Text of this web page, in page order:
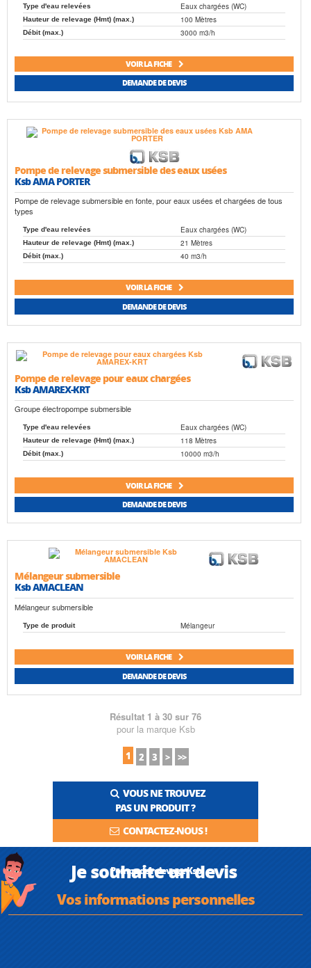
Type d'eau relevées Eaux chargées (WC)
Hauteur de relevage (Hmt) (max.) 100 Mètres
Débit (max.) 3000 m3/h
VOIR LA FICHE
DEMANDE DE DEVIS
Pompe de relevage submersible des eaux usées
Ksb AMA PORTER
Pompe de relevage submersible en fonte, pour eaux usées et chargées de tous
types
Type d'eau relevées Eaux chargées (WC)
Hauteur de relevage (Hmt) (max.) 21 Mètres
Débit (max.) 40 m3/h
VOIR LA FICHE
DEMANDE DE DEVIS
Pompe de relevage pour eaux chargées
Ksb AMAREX-KRT
Groupe électropompe submersible
Type d'eau relevées Eaux chargées (WC)
Hauteur de relevage (Hmt) (max.) 118 Mètres
Débit (max.) 10000 m3/h
VOIR LA FICHE
DEMANDE DE DEVIS
Mélangeur submersible
Ksb AMACLEAN
Mélangeur submersible
Type de produit Mélangeur
VOIR LA FICHE
DEMANDE DE DEVIS
Résultat 1 à 30 sur 76
pour la marque Ksb
1
2 3 > >>
VOUS NE TROUVEZ
PAS UN PRODUIT ?
CONTACTEZ-NOUS !
Je souhaite un devis
Pompe de relevage Ksb
Vos informations personnelles